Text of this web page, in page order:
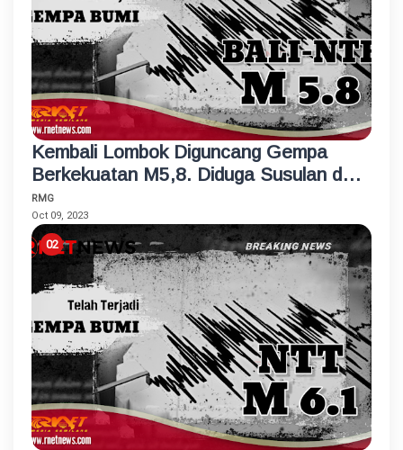
Kembali Lombok Diguncang Gempa
Berkekuatan M5,8. Diduga Susulan dari
Gempa Utama M7,4
RMG
Oct 09, 2023